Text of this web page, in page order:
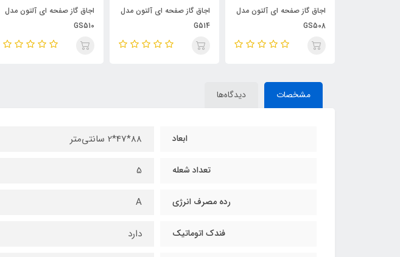
اجاق گاز صفحه ای آلتون مدل
GS508
اجاق گاز صفحه ای آلتون مدل
G514
اجاق گاز صفحه ای آلتون مدل
GS510
مشخصات دیدگاه‌ها
ابعاد 88*47*2 سانتی‌متر
تعداد شعله 5
رده مصرف انرژی A
فندک اتوماتیک دارد